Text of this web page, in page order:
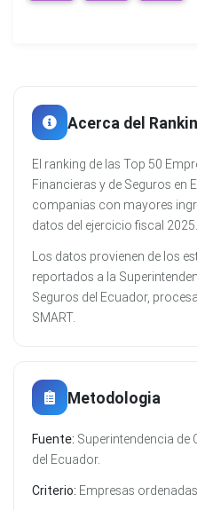
Acerca del
El ranking de las Top 50
Financieras y de Seguros en
companias con mayores
datos del ejercicio fiscal 2025.
Los datos provienen de los
reportados a la
Seguros del Ecuador,
SMART.
Metodologia
Fuente: Superintendencia de
del Ecuador.
Criterio: Empresas